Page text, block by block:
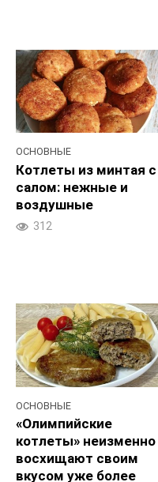
ОСНОВНЫЕ
Котлеты из минтая с
салом: нежные и
воздушные
312
ОСНОВНЫЕ
«Олимпийские
котлеты» неизменно
восхищают своим
вкусом уже более